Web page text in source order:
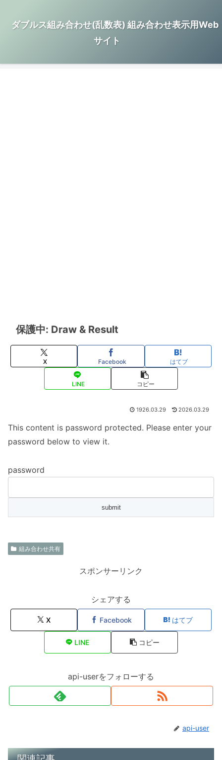
ダブルス組み合わせ(乱数表) 組み合わせ表示用Web
サイト
保護中: Draw & Result
X Facebook はてブ
LINE コピー
1926.03.29 2026.03.29
This content is password protected. Please enter your
password below to view it.
password
組み合わせ共有
スポンサーリンク
シェアする
X Facebook はてブ
LINE コピー
api-userをフォローする
api-user